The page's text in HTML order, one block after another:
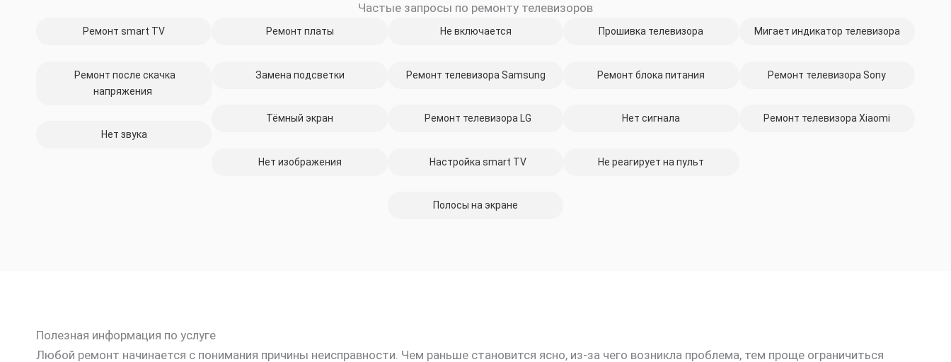
Частые запросы по ремонту телевизоров
Ремонт smart TV
Ремонт после скачка
напряжения
Нет звука
Ремонт платы
Замена подсветки
Тёмный экран
Нет изображения
Не включается
Ремонт телевизора Samsung
Ремонт телевизора LG
Настройка smart TV
Полосы на экране
Прошивка телевизора
Ремонт блока питания
Нет сигнала
Не реагирует на пульт
Мигает индикатор телевизора
Ремонт телевизора Sony
Ремонт телевизора Xiaomi
Полезная информация по услуге
Любой ремонт начинается с понимания причины неисправности. Чем раньше становится ясно, из-за чего возникла проблема, тем проще ограничиться
скидку 30%